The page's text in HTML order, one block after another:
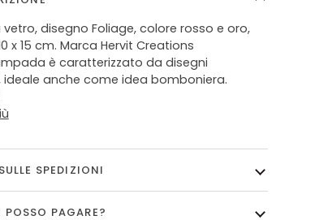
disegno Foliage, colore rosso e oro,
x 15 cm. Marca Hervit Creations
è caratterizzato da disegni
ideale anche come idea bomboniera.
SPEDIZIONI
POSSO PAGARE?